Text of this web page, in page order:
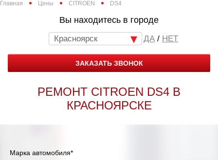
Главная Цены CITROEN DS4
Вы находитесь в городе
Красноярск / НЕТ
ЗАКАЗАТЬ ЗВОНОК
РЕМОНТ CITROEN DS4 В
КРАСНОЯРСКЕ
Марка автомобиля*